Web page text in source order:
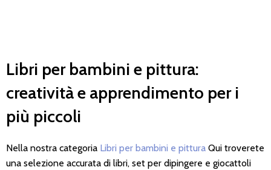
Libri per bambini e pittura:
creatività e apprendimento per i
più piccoli
Nella nostra categoria Libri per bambini e pittura Qui troverete
una selezione accurata di libri, set per dipingere e giocattoli